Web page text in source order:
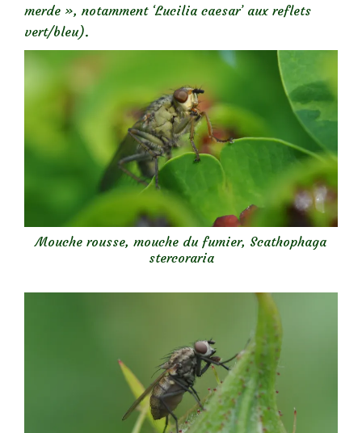
merde », notamment ‘Lucilia caesar’ aux reflets
vert/bleu).
Mouche rousse, mouche du fumier, Scathophaga
stercoraria